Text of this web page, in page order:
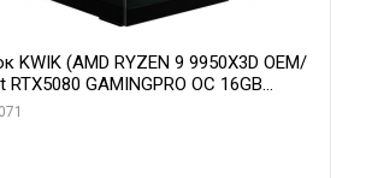
KWIK (AMD RYZEN 9 9950X3D OEM/
GAMINGPRO OC 16GB
HD/ 960 ГБ SSD)